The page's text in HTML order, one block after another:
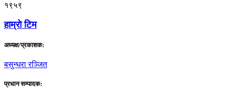
१९५९
हाम्राे टिम
अध्यक्ष/प्रकाशक:
बसुन्धरा रञ्जित
प्रधान सम्पादक: